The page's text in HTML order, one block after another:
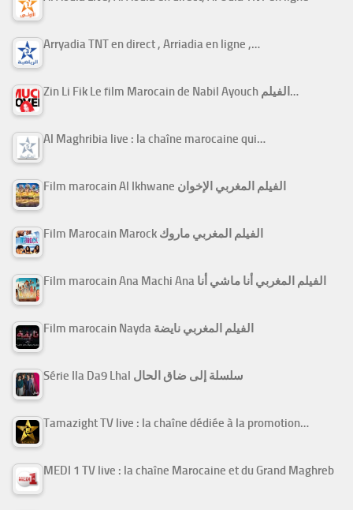
Arryadia TNT en direct , Arriadia en ligne ,…
Zin Li Fik Le film Marocain de Nabil Ayouch الفيلم…
Al Maghribia live : la chaîne marocaine qui…
Film marocain Al Ikhwane الفيلم المغربي الإخوان
Film Marocain Marock الفيلم المغربي ماروك
Film marocain Ana Machi Ana الفيلم المغربي أنا ماشي أنا
Film marocain Nayda الفيلم المغربي نايضة
Série Ila Da9 Lhal سلسلة إلى ضاق الحال
Tamazight TV live : la chaîne dédiée à la promotion…
MEDI 1 TV live : la chaîne Marocaine et du Grand Maghreb